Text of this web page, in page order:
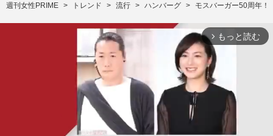
週刊女性PRIME トレンド 流行 ハンバーグ モスバーガー50周年！
arrow_forward_ios もっと読む